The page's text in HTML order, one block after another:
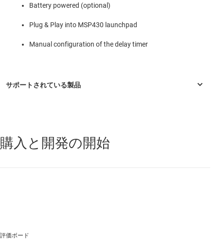
Battery powered (optional)
Plug & Play into MSP430 launchpad
Manual configuration of the delay timer
TPL5000 — ウォッチドッグ機能搭載、ナノパワー プログラマブル
タイマ
購入と開発の開始
評価ボード